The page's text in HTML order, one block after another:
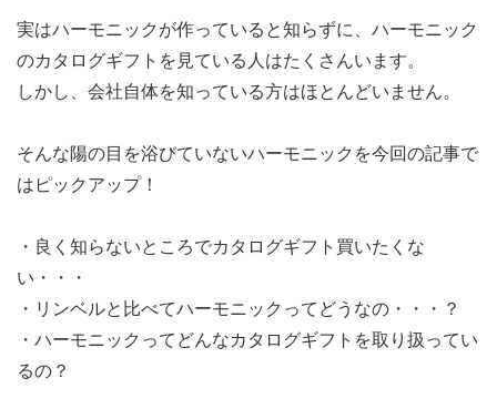
実はハーモニックが作っていると知らずに、ハーモニック
のカタログギフトを見ている人はたくさんいます。
しかし、会社自体を知っている方はほとんどいません。
そんな陽の目を浴びていないハーモニックを今回の記事で
はピックアップ！
・良く知らないところでカタログギフト買いたくな
い・・・
・リンベルと比べてハーモニックってどうなの・・・？
・ハーモニックってどんなカタログギフトを取り扱ってい
るの？